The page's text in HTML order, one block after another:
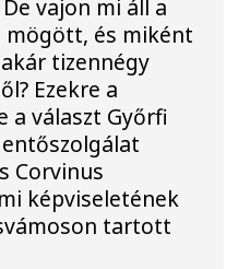
vajon mi áll a
és miként
tizennégy
Ezekre a
a választ Győrfi
Corvinus
képviseletének
tartott